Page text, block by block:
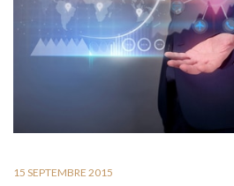
15 SEPTEMBRE 2015